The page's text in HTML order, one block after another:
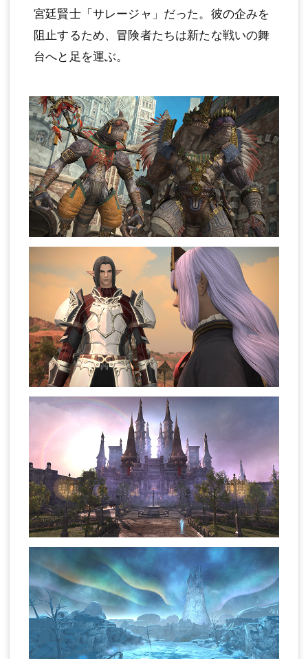
宮廷賢士「サレージャ」だった。彼の企みを
阻止するため、冒険者たちは新たな戦いの舞
台へと足を運ぶ。